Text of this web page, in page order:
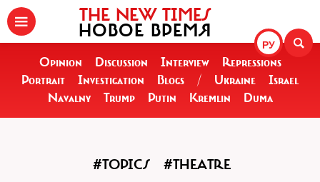
РУ
THE NEW TIMES
НОВОЕ ВРЕМЯ
Opinion Discussion Interview
Repressions
Portrait
Investigation Blogs / Ukraine
Israel
Navalny
Trump Putin Kremlin Duma
#TOPICS #THEATRE